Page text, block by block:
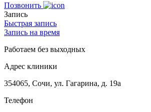
Позвонить
Запись
Быстрая запись
Запись на время
Работаем без выходных
Адрес клиники
354065, Сочи, ул. Гагарина, д. 19а
Телефон